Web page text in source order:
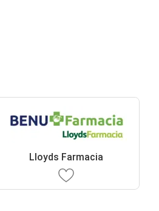
Lloyds Farmacia